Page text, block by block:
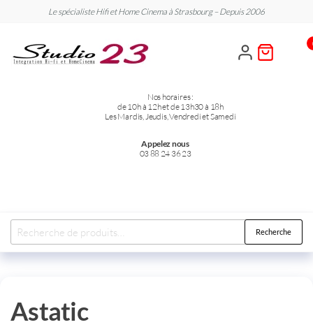
Le spécialiste Hifi et Home Cinema à Strasbourg – Depuis 2006
Nos horaires :
de 10h à 12h et de 13h30 à 18h
Les Mardis, Jeudis, Vendredi et Samedi
Appelez nous
03 88 24 36 23
Recherche
Astatic